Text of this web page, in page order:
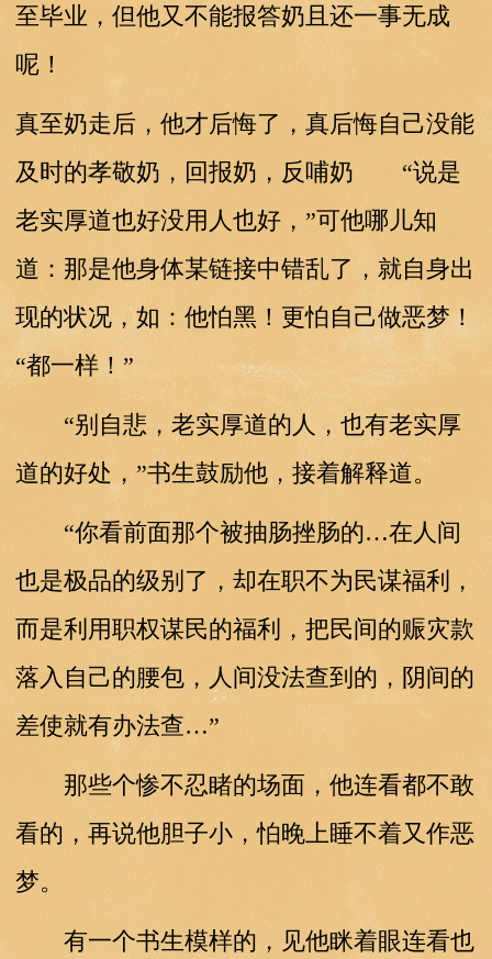
至毕业，但他又不能报答奶且还一事无成
呢！
真至奶走后，他才后悔了，真后悔自己没能
及时的孝敬奶，回报奶，反哺奶 “说是
老实厚道也好没用人也好，”可他哪儿知
道：那是他身体某链接中错乱了，就自身出
现的状况，如：他怕黑！更怕自己做恶梦！
“都一样！”
“别自悲，老实厚道的人，也有老实厚
道的好处，”书生鼓励他，接着解释道。
“你看前面那个被抽肠挫肠的…在人间
也是极品的级别了，却在职不为民谋福利，
而是利用职权谋民的福利，把民间的赈灾款
落入自己的腰包，人间没法查到的，阴间的
差使就有办法查…”
那些个惨不忍睹的场面，他连看都不敢
看的，再说他胆子小，怕晚上睡不着又作恶
梦。
有一个书生模样的，见他眯着眼连看也